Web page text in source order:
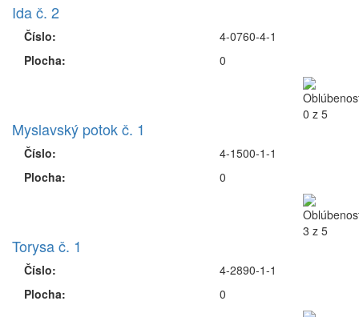
Ida č. 2
Číslo:
Plocha:
4-0760-4-1
0
Myslavský potok č. 1
Číslo:
Plocha:
4-1500-1-1
0
Torysa č. 1
Číslo:
Plocha:
4-2890-1-1
0